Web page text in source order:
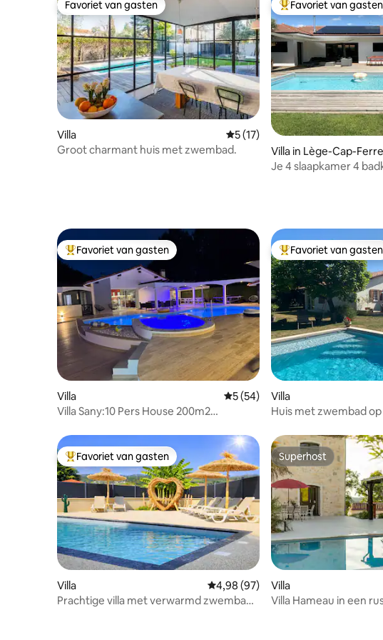
Favoriet van gasten
Favoriet van gasten
Villa Gemiddelde beoordeling van 5
5 (17)
Groot charmant huis met zwembad.
Topfavoriet van
Favoriet van gasten
Villa in Lège-Cap-
Je 4 slaapkamer 4
Topfavoriet van gasten
Favoriet van gasten
Villa Gemiddelde beoordeling van 5
5 (54)
Villa Sany:10 Pers House 200m2
Topfavoriet van
Favoriet van gasten
Villa
Huis met zwembad
Topfavoriet van gasten
Favoriet van gasten
Villa Gemiddelde beoordeling van 4,98
4,98 (97)
Prachtige villa met verwarmd zwembad
Superhost
Superhost
Villa
Villa Hameau in een